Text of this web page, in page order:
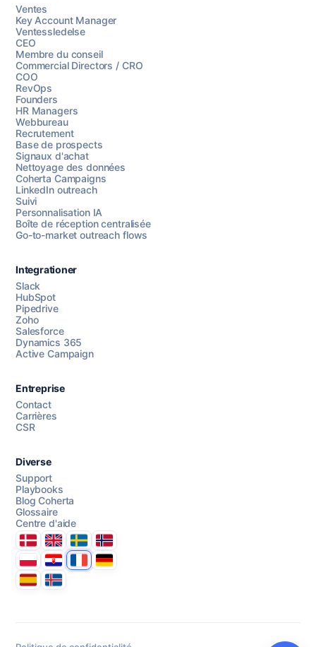
Chattez avec nous
Ventes
Key Account Manager
Ventessledelse
CEO
Membre du conseil
Commercial Directors / CRO
COO
RevOps
Founders
HR Managers
Webbureau
Recrutement
Base de prospects
Signaux d'achat
Nettoyage des données
Coherta Campaigns
LinkedIn outreach
Suivi
Personnalisation IA
Boîte de réception centralisée
Go-to-market outreach flows
Integrationer
Slack
HubSpot
Pipedrive
Zoho
Salesforce
Dynamics 365
Active Campaign
Entreprise
Contact
Carrières
CSR
Diverse
Support
Playbooks
Blog Coherta
Glossaire
Centre d'aide
DanmarkUnited Kingdom
SverigeNorge
PolskaHrvatskaFranceDeutschland
EspanaÍsland